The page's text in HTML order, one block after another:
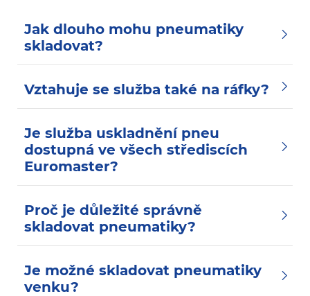
Jak dlouho mohu pneumatiky
skladovat?
Vztahuje se služba také na ráfky?
Je služba uskladnění pneu
dostupná ve všech střediscích
Euromaster?
Proč je důležité správně
skladovat pneumatiky?
Je možné skladovat pneumatiky
venku?